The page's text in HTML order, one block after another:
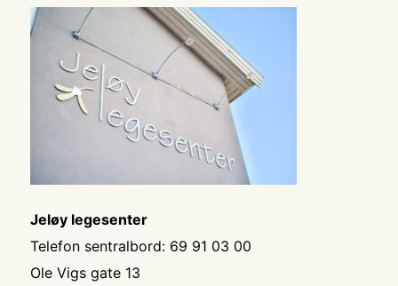
Jeløy legesenter
Telefon sentralbord: 69 91 03 00
Ole Vigs gate 13